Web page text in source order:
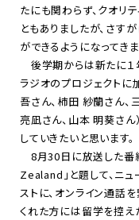
たにも関わらず、クオリ
ともありましたが、さす
ができるようになってきま
後学期からは新たに１
ラジオのプロジェクトに
吾さん、柿田 紗蘭さん、
亮凪さん、山本 明葵さん
していきたいと思います。
8月30日に放送した番
Zealand 」と題して、
ストに、オンライン通話
くれた方には留学を控え